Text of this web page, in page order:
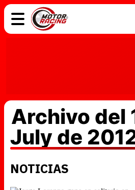
Archivo del
July de
NOTICIAS